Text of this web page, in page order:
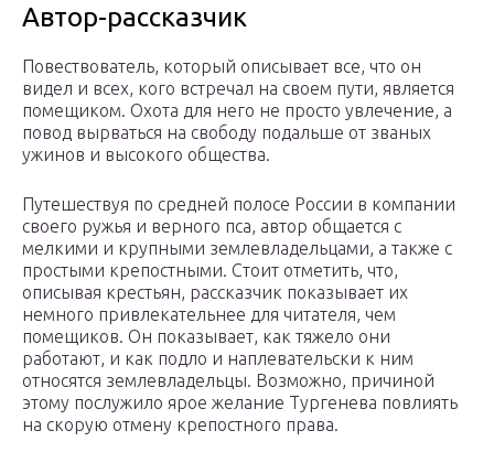
Автор-рассказчик
Повествователь, который описывает все, что он
видел и всех, кого встречал на своем пути, является
помещиком. Охота для него не просто увлечение, а
повод вырваться на свободу подальше от званых
ужинов и высокого общества.
Путешествуя по средней полосе России в компании
своего ружья и верного пса, автор общается с
мелкими и крупными землевладельцами, а также с
простыми крепостными. Стоит отметить, что,
описывая крестьян, рассказчик показывает их
немного привлекательнее для читателя, чем
помещиков. Он показывает, как тяжело они
работают, и как подло и наплевательски к ним
относятся землевладельцы. Возможно, причиной
этому послужило ярое желание Тургенева повлиять
на скорую отмену крепостного права.